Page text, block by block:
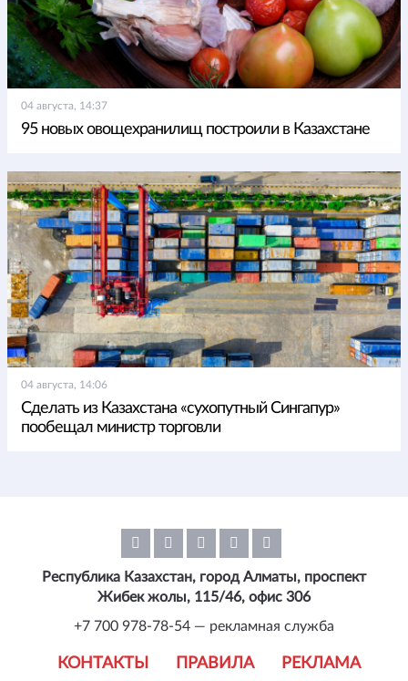
04 августа, 14:37
95 новых овощехранилищ построили в Казахстане
04 августа, 14:06
Сделать из Казахстана «сухопутный Сингапур»
пообещал министр торговли
КОНТАКТЫ ПРАВИЛА РЕКЛАМА
Республика Казахстан, город Алматы, проспект
Жибек жолы, 115/46, офис 306
+7 700 978-78-54 — рекламная служба